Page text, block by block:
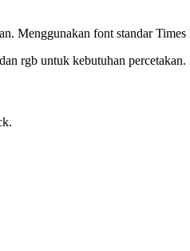
Menggunakan font standar
rgb untuk kebutuhan